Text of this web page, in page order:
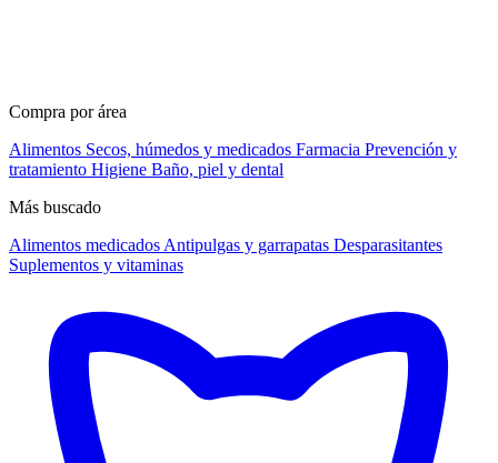
Compra por área
Alimentos Secos, húmedos y medicados Farmacia Prevención y
tratamiento Higiene Baño, piel y dental
Más buscado
Alimentos medicados Antipulgas y garrapatas Desparasitantes
Suplementos y vitaminas